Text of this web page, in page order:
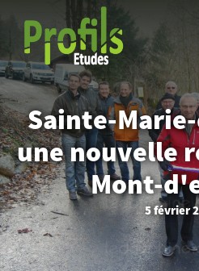
Sainte-
une nouvelle
Mont-
5 février